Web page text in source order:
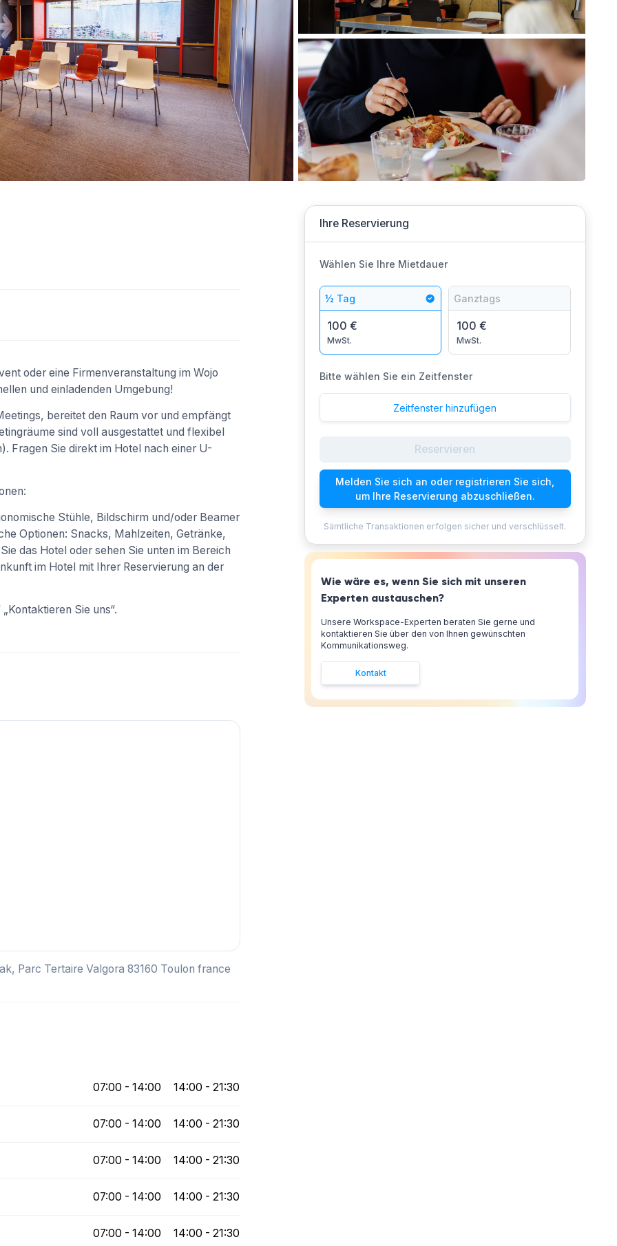
oder eine Firmenveranstaltung im Wojo
und einladenden Umgebung!
bereitet den Raum vor und empfängt
sind voll ausgestattet und flexibel
Fragen Sie direkt im Hotel nach einer U-
Stühle, Bildschirm und/oder Beamer
Optionen: Snacks, Mahlzeiten, Getränke,
das Hotel oder sehen Sie unten im Bereich
im Hotel mit Ihrer Reservierung an der
Sie uns“.
Parc Tertaire Valgora 83160 Toulon france
07:00 - 14:00 14:00 - 21:30
07:00 - 14:00 14:00 - 21:30
07:00 - 14:00 14:00 - 21:30
07:00 - 14:00 14:00 - 21:30
07:00 - 14:00 14:00 - 21:30
Ihre Reservierung
Wählen Sie Ihre Mietdauer
½ Tag
100 €
MwSt.
Ganztags
100 €
MwSt.
Bitte wählen Sie ein Zeitfenster
Zeitfenster hinzufügen
Reservieren
Melden Sie sich an oder registrieren Sie sich,
um Ihre Reservierung abzuschließen.
Sämtliche Transaktionen erfolgen sicher und verschlüsselt.
Wie wäre es, wenn Sie sich mit unseren
Experten austauschen?
Unsere Workspace-Experten beraten Sie gerne und
kontaktieren Sie über den von Ihnen gewünschten
Kommunikationsweg.
Kontakt